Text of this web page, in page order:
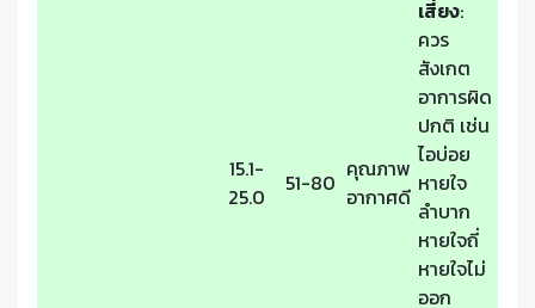
15.1-
25.0
51-80 คุณภาพ
อากาศดี
เสี่ยง:
ควร
สังเกต
อาการผิด
ปกติ เช่น
ไอบ่อย
หายใจ
ลำบาก
หายใจถี่
หายใจไม่
ออก